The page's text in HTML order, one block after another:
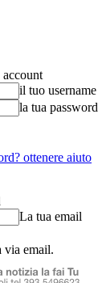
il tuo username
la tua password
ottenere aiuto
La tua email
via email.